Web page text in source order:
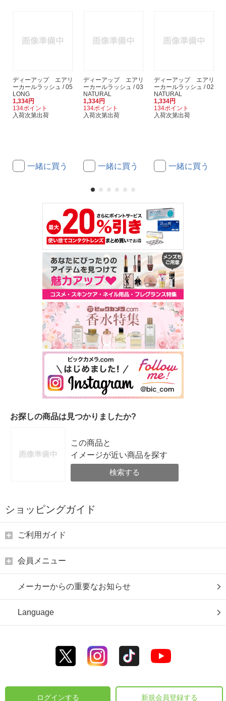
ディーアップ エアリ
ーカールラッシュ / 05
LONG
1,334円
134ポイント
入荷次第出荷
一緒に買う
ディーアップ エアリ
ーカールラッシュ / 03
NATURAL
1,334円
134ポイント
入荷次第出荷
一緒に買う
ディーアップ エアリ
ーカールラッシュ / 02
NATURAL
1,334円
134ポイント
入荷次第出荷
一緒に買う
お探しの商品は見つかりましたか?
この商品と
イメージが近い商品を探す
検索する
ショッピングガイド
ご利用ガイド
会員メニュー
メーカーからの重要なお知らせ
Language
ログインする 新規会員登録する